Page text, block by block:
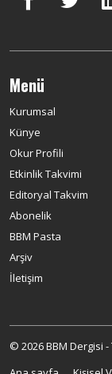
Menü
Kurumsal
Künye
Okur Profili
Etkinlik Takvimi
Editoryal Takvim
Abonelik
BBM Pasta
Arşiv
İletişim
© 2026 BBM Dergisi -